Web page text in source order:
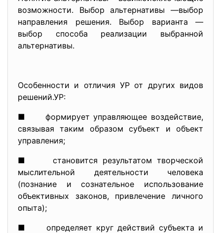
возможности. Выбор альтернативы —выбор
направления решения. Выбор варианта —
выбор способа реализации выбранной
альтернативы.
Особенности и отличия УР от других видов
решений.УР:
■ формирует управляющее воздействие,
связывая таким образом субъект и объект
управления;
■ становится результатом творческой
мыслительной деятельности человека
(познание и сознательное использование
объективных законов, привлечение личного
опыта);
■ определяет круг действий субъекта и